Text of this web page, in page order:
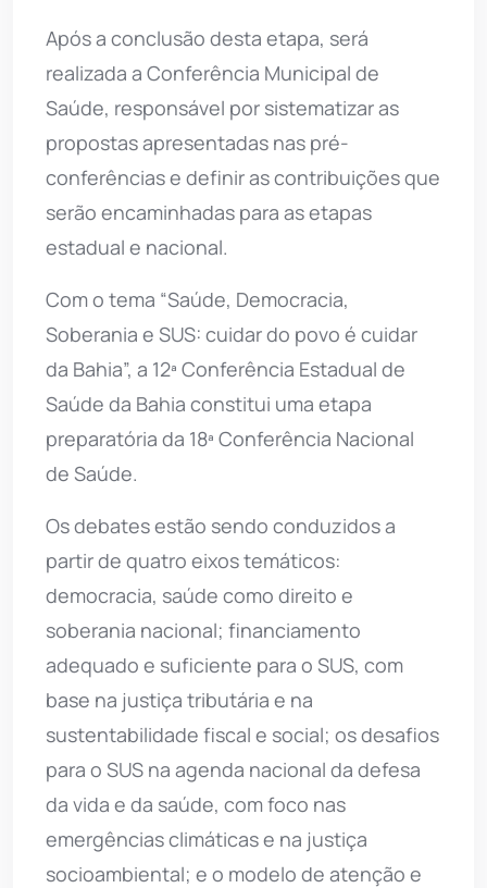
Após a conclusão desta etapa, será
realizada a Conferência Municipal de
Saúde, responsável por sistematizar as
propostas apresentadas nas pré-
conferências e definir as contribuições que
serão encaminhadas para as etapas
estadual e nacional.
Com o tema “Saúde, Democracia,
Soberania e SUS: cuidar do povo é cuidar
da Bahia”, a 12ª Conferência Estadual de
Saúde da Bahia constitui uma etapa
preparatória da 18ª Conferência Nacional
de Saúde.
Os debates estão sendo conduzidos a
partir de quatro eixos temáticos:
democracia, saúde como direito e
soberania nacional; financiamento
adequado e suficiente para o SUS, com
base na justiça tributária e na
sustentabilidade fiscal e social; os desafios
para o SUS na agenda nacional da defesa
da vida e da saúde, com foco nas
emergências climáticas e na justiça
socioambiental; e o modelo de atenção e